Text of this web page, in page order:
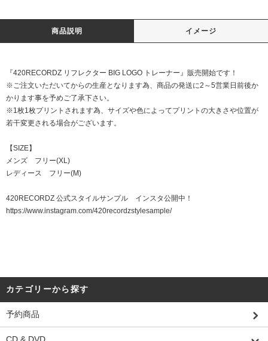
商品説明 イメージ
『420RECORDZ リフレクター BIG LOGO トレーナー』販売開始です！
※ご注文いただいてからの生産となります為、商品の発送に2～5営業日前後か
かります事を予めご了承下さい。
※1枚1枚プリントされます為、サイズや色によってプリントの大きさや位置が
若干変更される場合がございます。
【SIZE】
メンズ フリー(XL)
レディース フリー(M)
420RECORDZ 公式スタイルサンプル インスタ公開中！
https://www.instagram.com/420recordzstylesample/
カテゴリーから探す
予約商品